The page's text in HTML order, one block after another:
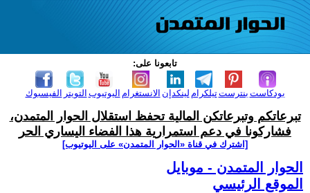
تابعونا على:
الفيسبوك التويتر اليوتيوب الانستغرام لينكدإن تيلكرامبنترست بودكاست
تبرعاتكم وتبرعاتكن المالية تحفظ استقلال الحوار المتمدن،
فشاركونا في دعم استمرارية هذا الفضاء اليساري الحر
[اشترك في قناة ‫«الحوار المتمدن» على اليوتيوب]
الحوار المتمدن - موبايل
الموقع الرئيسي